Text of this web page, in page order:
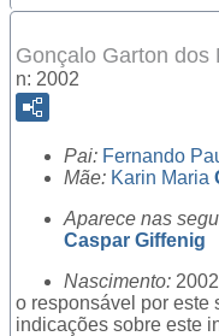
Gonçalo Garton dos
n: 2002
Pai: Fernando
Mãe: Karin Maria
Aparece nas
Caspar Giffenig
Nascimento: 2002
o responsável por este
indicações sobre este